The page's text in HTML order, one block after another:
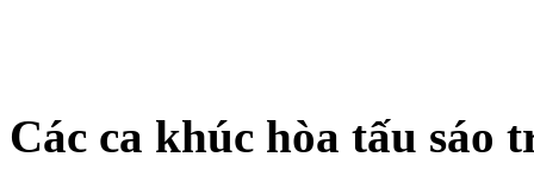
Các ca khúc hòa tấu sáo